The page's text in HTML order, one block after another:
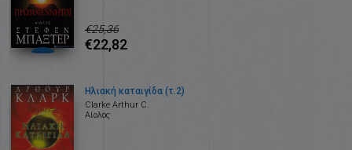
€25,36
€22,82
Ηλιακή καταιγίδα (τ.2)
Clarke Arthur C.
Αίολος